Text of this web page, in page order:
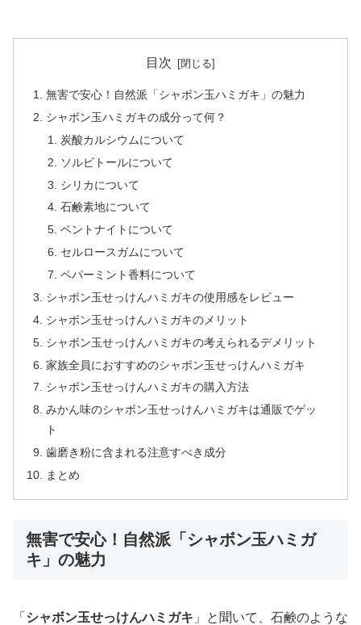
目次
無害で安心！自然派「シャボン玉ハミガキ」の魅力
シャボン玉ハミガキの成分って何？
炭酸カルシウムについて
ソルビトールについて
シリカについて
石鹸素地について
ベントナイトについて
セルロースガムについて
ペパーミント香料について
シャボン玉せっけんハミガキの使用感をレビュー
シャボン玉せっけんハミガキのメリット
シャボン玉せっけんハミガキの考えられるデメリット
家族全員におすすめのシャボン玉せっけんハミガキ
シャボン玉せっけんハミガキの購入方法
みかん味のシャボン玉せっけんハミガキは通販でゲッ
ト
歯磨き粉に含まれる注意すべき成分
まとめ
無害で安心！自然派「シャボン玉ハミガ
キ」の魅力
「 シャボン玉せっけんハミガキ 」と聞いて、石鹸のような